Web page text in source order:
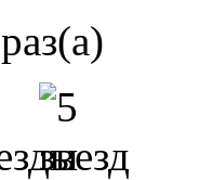
раз(а)